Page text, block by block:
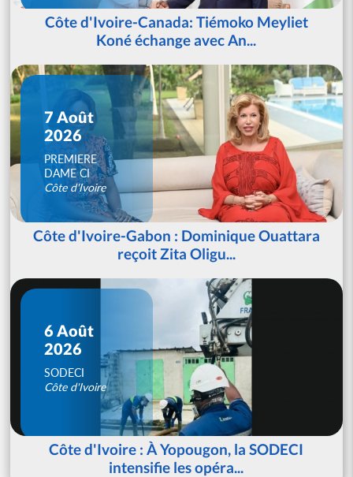
Côte d'Ivoire-Canada: Tiémoko Meyliet
Koné échange avec An...
7 Août
2026
PREMIERE
DAME CI
Côte d'Ivoire
Côte d'Ivoire-Gabon : Dominique Ouattara
reçoit Zita Oligu...
6 Août
2026
SODECI
Côte d'Ivoire
Côte d'Ivoire : À Yopougon, la SODECI
intensifie les opéra...